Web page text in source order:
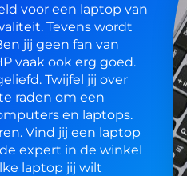
voor een laptop van
Tevens wordt
jij geen fan van
vaak ook erg goed.
Twijfel jij over
raden om een
en laptops.
Vind jij een laptop
expert in de winkel
laptop jij wilt